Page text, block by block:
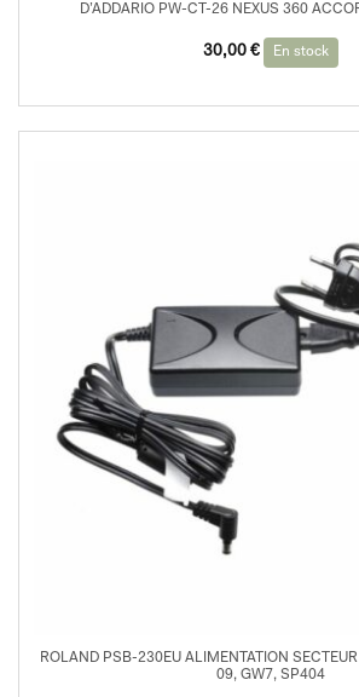
D’ADDARIO PW-CT-26 NEXUS 360
30,00 € En stock
ROLAND PSB-230EU ALIMENTATION
09, GW7, SP404